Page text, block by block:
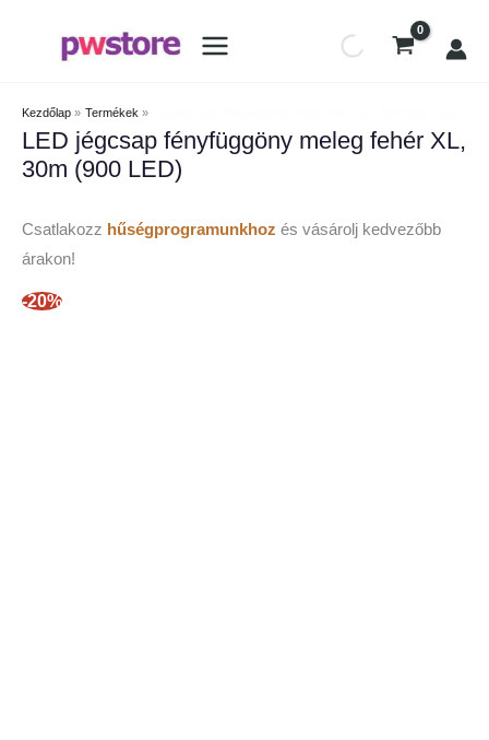
Kezdőlap Termékek
LED jégcsap fényfüggöny meleg fehér XL,
30m (900 LED)
Csatlakozz hűségprogramunkhoz és vásárolj kedvezőbb
árakon!
-20%